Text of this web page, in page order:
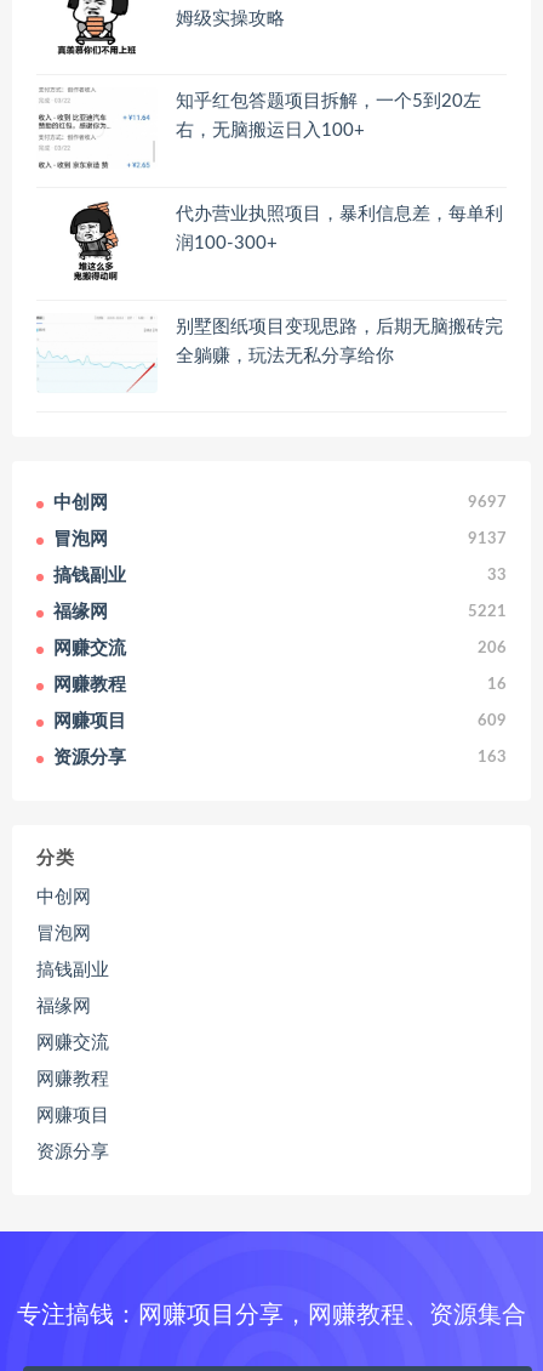
姆级实操攻略
知乎红包答题项目拆解，一个5到20左
右，无脑搬运日入100+
代办营业执照项目，暴利信息差，每单利
润100-300+
别墅图纸项目变现思路，后期无脑搬砖完
全躺赚，玩法无私分享给你
中创网 9697
冒泡网 9137
搞钱副业 33
福缘网 5221
网赚交流 206
网赚教程 16
网赚项目 609
资源分享 163
分类
中创网
冒泡网
搞钱副业
福缘网
网赚交流
网赚教程
网赚项目
资源分享
专注搞钱：网赚项目分享，网赚教程、资源集合